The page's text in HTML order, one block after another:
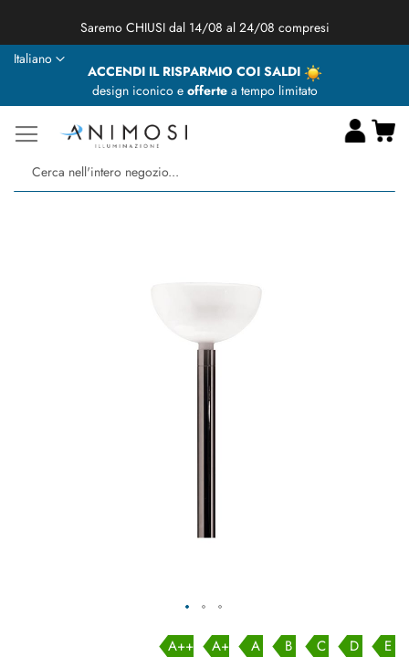
★ Animosi Illuminazione vi augura delle BUONE VACANZE ★
ACCENDI IL RISPARMIO COI SALDI
design iconico e offertea tempo limitato
Lingua
Italiano
A++ A+ A B C D E